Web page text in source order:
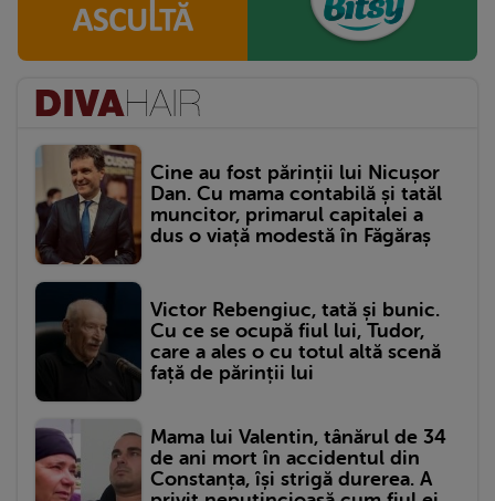
Cine au fost părinții lui Nicușor
Dan. Cu mama contabilă și tatăl
muncitor, primarul capitalei a
dus o viață modestă în Făgăraș
Victor Rebengiuc, tată și bunic.
Cu ce se ocupă fiul lui, Tudor,
care a ales o cu totul altă scenă
față de părinții lui
Mama lui Valentin, tânărul de 34
de ani mort în accidentul din
Constanța, își strigă durerea. A